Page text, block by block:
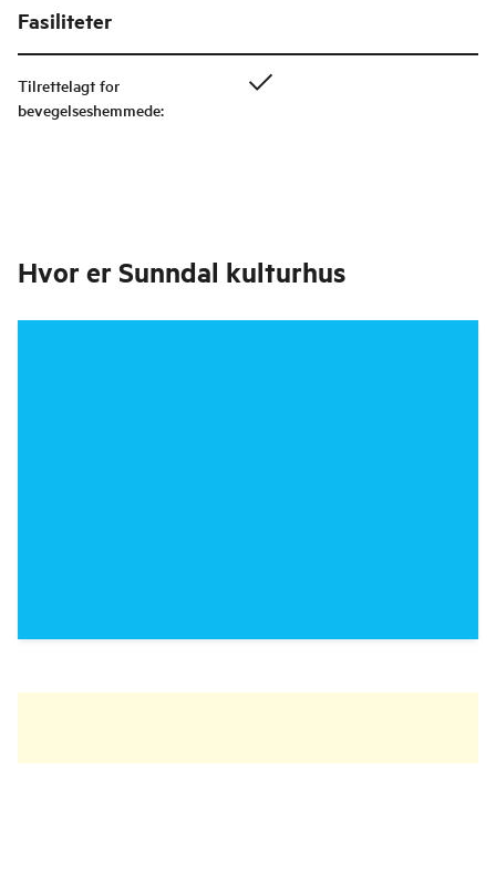
Fasiliteter
Tilrettelagt for
bevegelseshemmede:
Hvor er Sunndal kulturhus